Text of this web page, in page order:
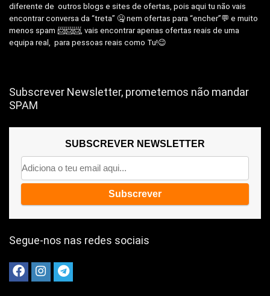
diferente de outros blogs e sites de ofertas, pois aqui tu não vais
encontrar conversa da “treta” 🤐 nem ofertas para “encher”💬 e muito
menos spam 📨📨📨, vais encontrar apenas ofertas reais de uma
equipa real, para pessoas reais como Tu!😉
Subscrever Newsletter, prometemos não mandar
SPAM
SUBSCREVER NEWSLETTER
Segue-nos nas redes sociais